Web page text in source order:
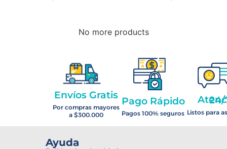
No more products
Envíos Gratis
Por compras mayores
a $300.000
Pago Rápido
Pagos 100% seguros
Atención
Listos para
Ayuda